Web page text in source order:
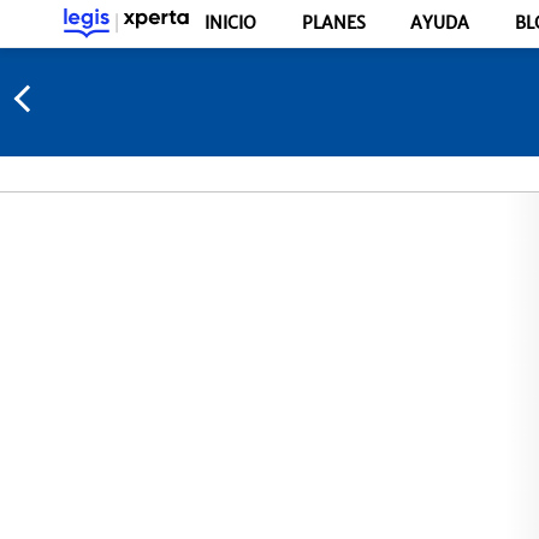
INICIO PLANES AYUDA